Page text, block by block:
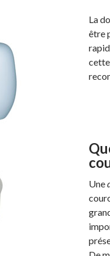
La
être
Une